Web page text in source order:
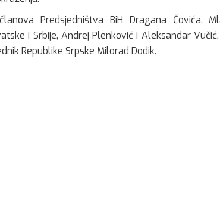
Predsjedništva BiH Dragana Čovića,
i Srbije, Andrej Plenković i Aleksandar
Republike Srpske Milorad Dodik.